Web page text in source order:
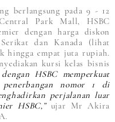
berlangsung pada 9 - 12
Park Mall, HSBC
dengan harga diskon
dan Kanada (lihat
hingga empat juta rupiah.
kursi kelas bisnis
HSBC memperkuat
penerbangan nomor 1 di
perjalanan luar
HSBC,” ujar Mr Akira